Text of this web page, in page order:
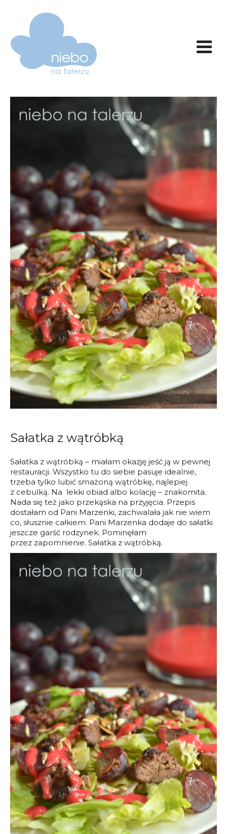
Sałatka z wątróbką
Sałatka z wątróbką – miałam okazję jeść ją w pewnej
restauracji. Wszystko tu do siebie pasuje idealnie,
trzeba tylko lubić smażoną wątróbkę, najlepiej
z cebulką. Na lekki obiad albo kolację – znakomita.
Nada się też jako przekąska na przyjęcia. Przepis
dostałam od Pani Marzenki, zachwalała jak nie wiem
co, słusznie całkiem. Pani Marzenka dodaje do sałatki
jeszcze garść rodzynek. Pominęłam
przez zapomnienie. Sałatka z wątróbką.